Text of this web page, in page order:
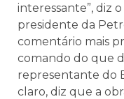
interessante”, diz
presidente da
comentário mais
comando do que
representante do
claro, diz que a